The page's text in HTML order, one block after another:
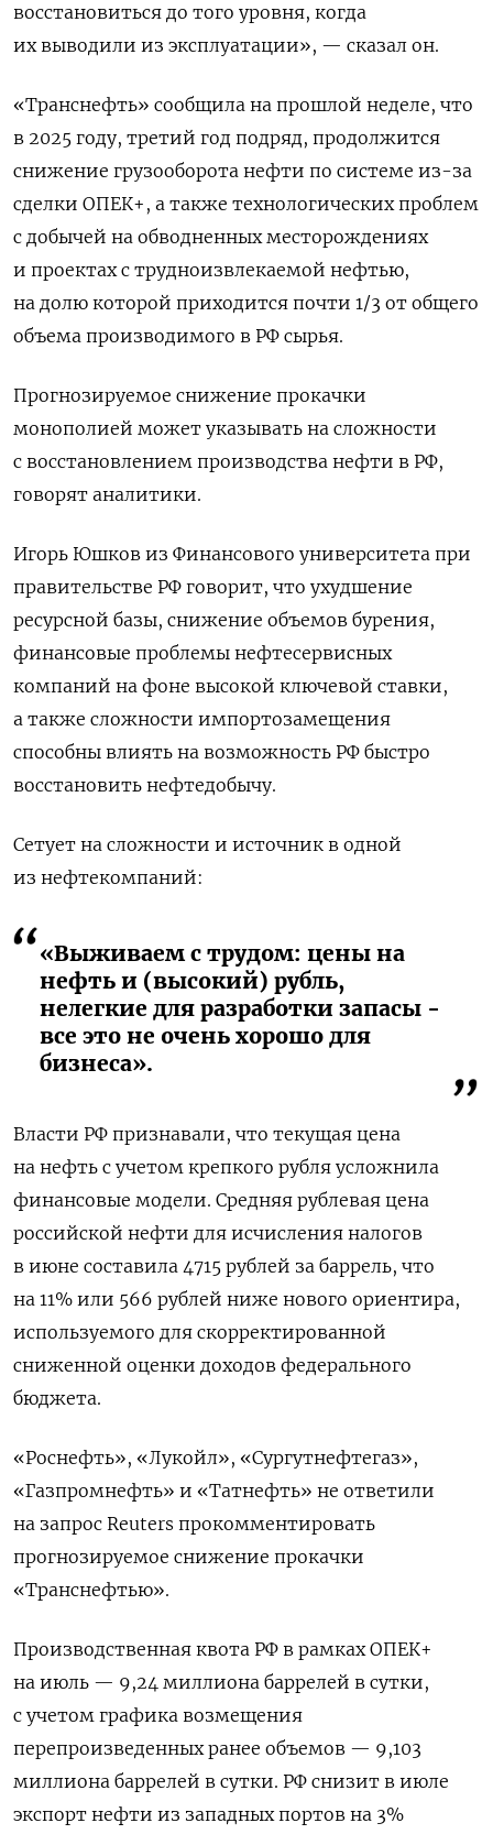
восстановиться до того уровня, когда
их выводили из эксплуатации», — сказал он.
«Транснефть» сообщила на прошлой неделе, что
в 2025 году, третий год подряд, продолжится
снижение грузооборота нефти по системе из-за
сделки ОПЕК+, а также технологических проблем
с добычей на обводненных месторождениях
и проектах с трудноизвлекаемой нефтью,
на долю которой приходится почти 1/3 от общего
объема производимого в РФ сырья.
Прогнозируемое снижение прокачки
монополией может указывать на сложности
с восстановлением производства нефти в РФ,
говорят аналитики.
Игорь Юшков из Финансового университета при
правительстве РФ говорит, что ухудшение
ресурсной базы, снижение объемов бурения,
финансовые проблемы нефтесервисных
компаний на фоне высокой ключевой ставки,
а также сложности импортозамещения
способны влиять на возможность РФ быстро
восстановить нефтедобычу.
Сетует на сложности и источник в одной
из нефтекомпаний:
«Выживаем с трудом: цены на
нефть и (высокий) рубль,
нелегкие для разработки запасы -
все это не очень хорошо для
бизнеса».
Власти РФ признавали, что текущая цена
на нефть с учетом крепкого рубля усложнила
финансовые модели. Средняя рублевая цена
российской нефти для исчисления налогов
в июне составила 4715 рублей за баррель, что
на 11% или 566 рублей ниже нового ориентира,
используемого для скорректированной
сниженной оценки доходов федерального
бюджета.
«Роснефть», «Лукойл», «Сургутнефтегаз»,
«Газпромнефть» и «Татнефть» не ответили
на запрос Reuters прокомментировать
прогнозируемое снижение прокачки
«Транснефтью».
Производственная квота РФ в рамках ОПЕК+
на июль — 9,24 миллиона баррелей в сутки,
с учетом графика возмещения
перепроизведенных ранее объемов — 9,103
миллиона баррелей в сутки. РФ снизит в июле
экспорт нефти из западных портов на 3%